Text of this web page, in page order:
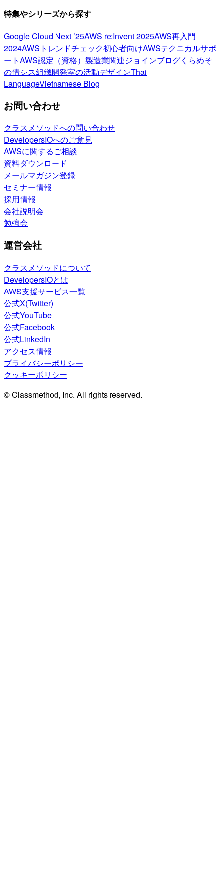
特集やシリーズから探す
Google Cloud Next ’25AWS re:Invent 2025AWS再入門
2024AWSトレンドチェック初心者向けAWSテクニカルサポ
ートAWS認定（資格） 製造業関連ジョインブログくらめそ
の情シス組織開発室の活動デザインThai
LanguageVietnamese Blog
お問い合わせ
クラスメソッドへの問い合わせ
DevelopersIOへのご意見
AWSに関するご相談
資料ダウンロード
メールマガジン登録
セミナー情報
採用情報
会社説明会
勉強会
運営会社
クラスメソッドについて
DevelopersIOとは
AWS支援サービス一覧
公式X(Twitter)
公式YouTube
公式Facebook
公式LinkedIn
アクセス情報
プライバシーポリシー
クッキーポリシー
© Classmethod, Inc. All rights reserved.